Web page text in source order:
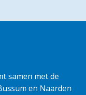
samen met de
en Naarden